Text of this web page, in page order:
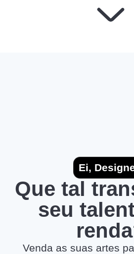
Ei,
Que tal
seu
Venda as suas artes